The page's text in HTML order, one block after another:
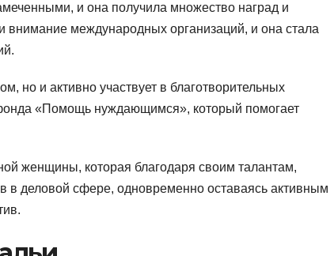
и она получила множество наград и
внимание международных организаций, и она стала
но и активно участвует в благотворительных
«Помощь нуждающимся», который помогает
женщины, которая благодаря своим талантам,
в деловой сфере, одновременно оставаясь активным